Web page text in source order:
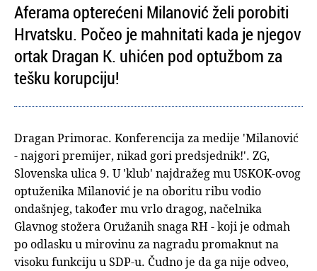
Aferama opterećeni Milanović želi porobiti
Hrvatsku. Počeo je mahnitati kada je njegov
ortak Dragan K. uhićen pod optužbom za
tešku korupciju!
Dragan Primorac. Konferencija za medije 'Milanović
- najgori premijer, nikad gori predsjednik!'. ZG,
Slovenska ulica 9. U 'klub' najdražeg mu USKOK-ovog
optuženika Milanović je na oboritu ribu vodio
ondašnjeg, također mu vrlo dragog, načelnika
Glavnog stožera Oružanih snaga RH - koji je odmah
po odlasku u mirovinu za nagradu promaknut na
visoku funkciju u SDP-u. Čudno je da ga nije odveo,